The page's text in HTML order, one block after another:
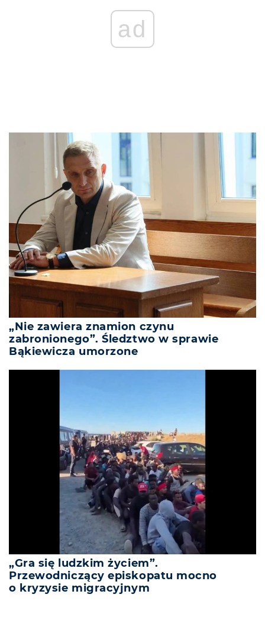
ad
„Nie zawiera znamion czynu
zabronionego”. Śledztwo w sprawie
Bąkiewicza umorzone
„Gra się ludzkim życiem”.
Przewodniczący episkopatu mocno
o kryzysie migracyjnym